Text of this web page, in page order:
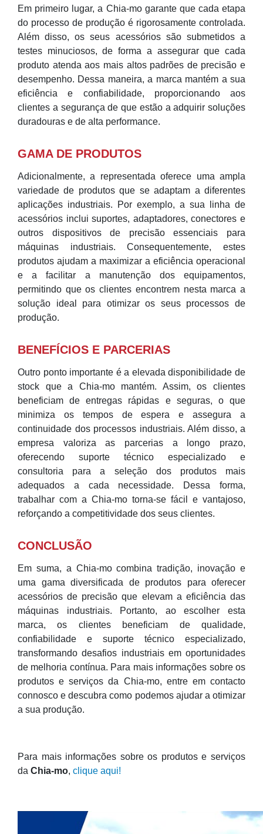
Em primeiro lugar, a Chia-mo garante que cada etapa
do processo de produção é rigorosamente controlada.
Além disso, os seus acessórios são submetidos a
testes minuciosos, de forma a assegurar que cada
produto atenda aos mais altos padrões de precisão e
desempenho. Dessa maneira, a marca mantém a sua
eficiência e confiabilidade, proporcionando aos
clientes a segurança de que estão a adquirir soluções
duradouras e de alta performance.
GAMA DE PRODUTOS
Adicionalmente, a representada oferece uma ampla
variedade de produtos que se adaptam a diferentes
aplicações industriais. Por exemplo, a sua linha de
acessórios inclui suportes, adaptadores, conectores e
outros dispositivos de precisão essenciais para
máquinas industriais. Consequentemente, estes
produtos ajudam a maximizar a eficiência operacional
e a facilitar a manutenção dos equipamentos,
permitindo que os clientes encontrem nesta marca a
solução ideal para otimizar os seus processos de
produção.
BENEFÍCIOS E PARCERIAS
Outro ponto importante é a elevada disponibilidade de
stock que a Chia-mo mantém. Assim, os clientes
beneficiam de entregas rápidas e seguras, o que
minimiza os tempos de espera e assegura a
continuidade dos processos industriais. Além disso, a
empresa valoriza as parcerias a longo prazo,
oferecendo suporte técnico especializado e
consultoria para a seleção dos produtos mais
adequados a cada necessidade. Dessa forma,
trabalhar com a Chia-mo torna-se fácil e vantajoso,
reforçando a competitividade dos seus clientes.
CONCLUSÃO
Em suma, a Chia-mo combina tradição, inovação e
uma gama diversificada de produtos para oferecer
acessórios de precisão que elevam a eficiência das
máquinas industriais. Portanto, ao escolher esta
marca, os clientes beneficiam de qualidade,
confiabilidade e suporte técnico especializado,
transformando desafios industriais em oportunidades
de melhoria contínua. Para mais informações sobre os
produtos e serviços da Chia-mo, entre em contacto
connosco e descubra como podemos ajudar a otimizar
a sua produção.
Para mais informações sobre os produtos e serviços
da Chia-mo, clique aqui!